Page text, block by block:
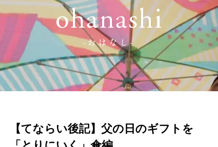
ohanashi
-おはなし-
【てならい後記】父の日のギフトを